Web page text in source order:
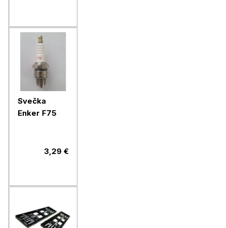
Svečka
Enker F75
3,29 €